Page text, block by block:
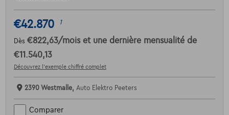
€42.870 1
Dès €822,63/mois et une dernière mensualité de
€11.540,13
Découvrez l’exemple chiffré complet
2390 Westmalle, Auto Elektro Peeters
Comparer